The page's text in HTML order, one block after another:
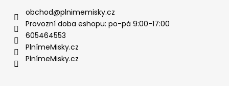
obchod@plnimemisky.cz
Provozní doba eshopu: po-pá 9:00-17:00
605464553
PlnímeMisky.cz
PlnímeMisky.cz